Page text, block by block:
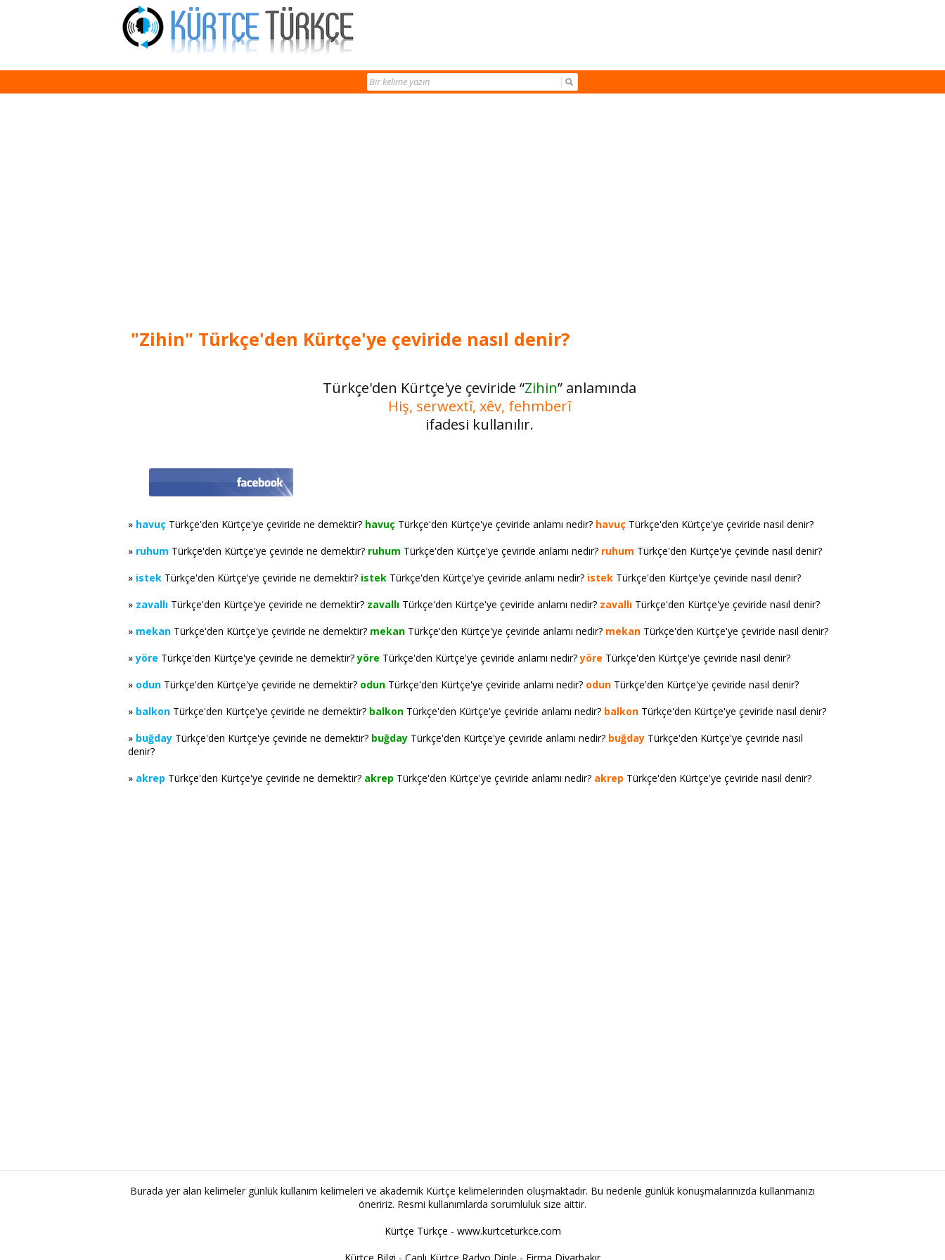
"Zihin" Türkçe'den Kürtçe'ye çeviride nasıl denir?
Türkçe'den Kürtçe'ye çeviride “Zihin” anlamında
Hiş, serwextî, xêv, fehmberî
ifadesi kullanılır.
» havuç Türkçe'den Kürtçe'ye çeviride ne demektir? havuç Türkçe'den Kürtçe'ye çeviride anlamı nedir? havuç Türkçe'den Kürtçe'ye çeviride nasıl denir?
» ruhum Türkçe'den Kürtçe'ye çeviride ne demektir? ruhum Türkçe'den Kürtçe'ye çeviride anlamı nedir? ruhum Türkçe'den Kürtçe'ye çeviride nasıl denir?
» istek Türkçe'den Kürtçe'ye çeviride ne demektir? istek Türkçe'den Kürtçe'ye çeviride anlamı nedir? istek Türkçe'den Kürtçe'ye çeviride nasıl denir?
» zavallı Türkçe'den Kürtçe'ye çeviride ne demektir? zavallı Türkçe'den Kürtçe'ye çeviride anlamı nedir? zavallı Türkçe'den Kürtçe'ye çeviride nasıl denir?
» mekan Türkçe'den Kürtçe'ye çeviride ne demektir? mekan Türkçe'den Kürtçe'ye çeviride anlamı nedir? mekan Türkçe'den Kürtçe'ye çeviride nasıl denir?
»yöre Türkçe'den Kürtçe'ye çeviride ne demektir?yöre Türkçe'den Kürtçe'ye çeviride anlamı nedir?yöre Türkçe'den Kürtçe'ye çeviride nasıl denir?
» odun Türkçe'den Kürtçe'ye çeviride ne demektir? odun Türkçe'den Kürtçe'ye çeviride anlamı nedir? odun Türkçe'den Kürtçe'ye çeviride nasıl denir?
» balkon Türkçe'den Kürtçe'ye çeviride ne demektir? balkon Türkçe'den Kürtçe'ye çeviride anlamı nedir? balkon Türkçe'den Kürtçe'ye çeviride nasıl denir?
» buğday Türkçe'den Kürtçe'ye çeviride ne demektir? buğday Türkçe'den Kürtçe'ye çeviride anlamı nedir? buğday Türkçe'den Kürtçe'ye çeviride nasıl
denir?
» akrep Türkçe'den Kürtçe'ye çeviride ne demektir? akrep Türkçe'den Kürtçe'ye çeviride anlamı nedir? akrep Türkçe'den Kürtçe'ye çeviride nasıl denir?
Burada yer alan kelimeler günlük kullanım kelimeleri ve akademik Kürtçe kelimelerinden oluşmaktadır. Bu nedenle günlük konuşmalarınızda kullanmanızı
öneririz. Resmi kullanımlarda sorumluluk size aittir.
Kürtçe Türkçe - www.kurtceturkce.com